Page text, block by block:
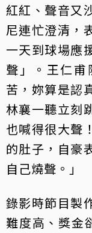
紅紅、聲音又
尼連忙澄清，
一天到球場應
聲」。王仁
苦，妳算是認
林襄一聽立刻
也喊得很大聲
的肚子，自豪
自己燒聲。」
錄影時節目製
難度高、獎金